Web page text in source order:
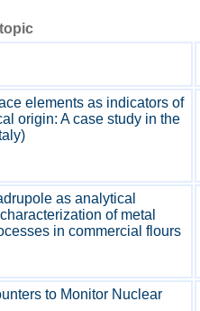
elements as indicators of
origin: A case study in the
as analytical
of metal
in commercial flours
to Monitor Nuclear